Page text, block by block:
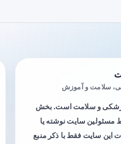
سلامت و آموزش
و سلامت است. بخش
مسئولین سایت نوشته یا
این سایت فقط با ذکر منبع